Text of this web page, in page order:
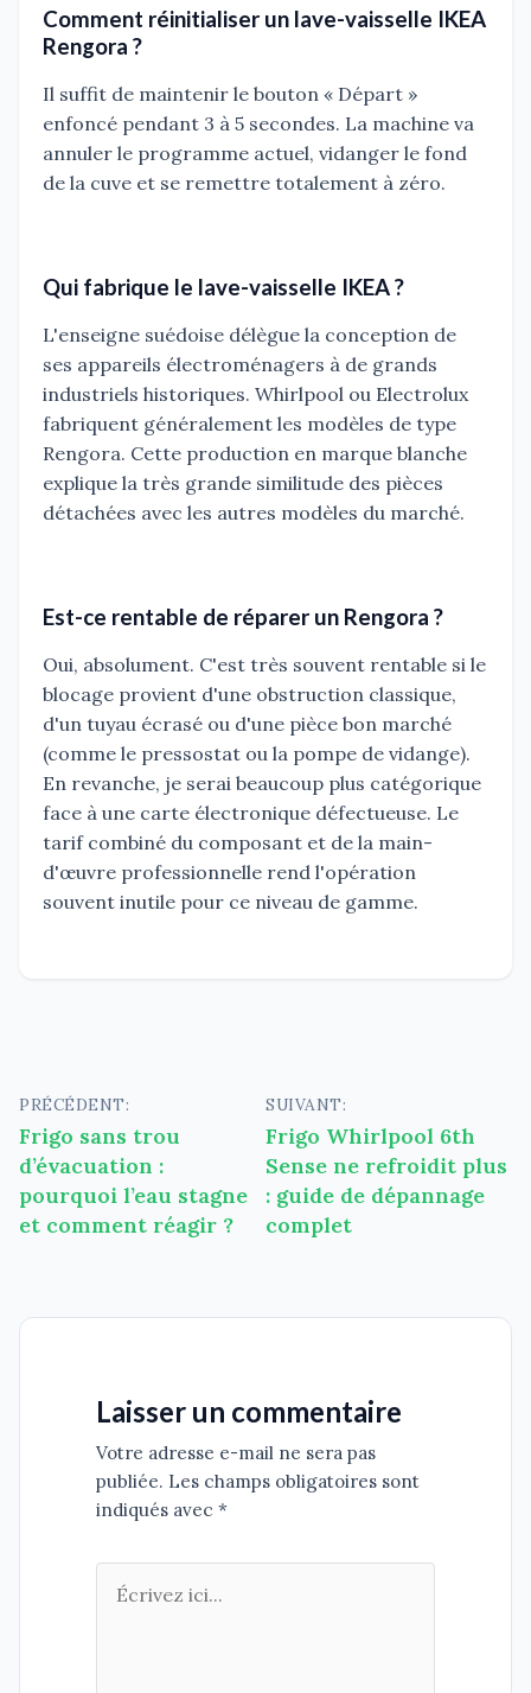
Comment réinitialiser un lave-vaisselle IKEA
Rengora ?
Il suffit de maintenir le bouton « Départ »
enfoncé pendant 3 à 5 secondes. La machine va
annuler le programme actuel, vidanger le fond
de la cuve et se remettre totalement à zéro.
Qui fabrique le lave-vaisselle IKEA ?
L'enseigne suédoise délègue la conception de
ses appareils électroménagers à de grands
industriels historiques. Whirlpool ou Electrolux
fabriquent généralement les modèles de type
Rengora. Cette production en marque blanche
explique la très grande similitude des pièces
détachées avec les autres modèles du marché.
Est-ce rentable de réparer un Rengora ?
Oui, absolument. C'est très souvent rentable si le
blocage provient d'une obstruction classique,
d'un tuyau écrasé ou d'une pièce bon marché
(comme le pressostat ou la pompe de vidange).
En revanche, je serai beaucoup plus catégorique
face à une carte électronique défectueuse. Le
tarif combiné du composant et de la main-
d'œuvre professionnelle rend l'opération
souvent inutile pour ce niveau de gamme.
Navigation
de
l’article
PRÉCÉDENT:
Frigo sans trou
d’évacuation :
pourquoi l’eau stagne
et comment réagir ?
SUIVANT:
Frigo Whirlpool 6th
Sense ne refroidit plus
: guide de dépannage
complet
Laisser un commentaire
Votre adresse e-mail ne sera pas
publiée. Les champs obligatoires sont
indiqués avec *